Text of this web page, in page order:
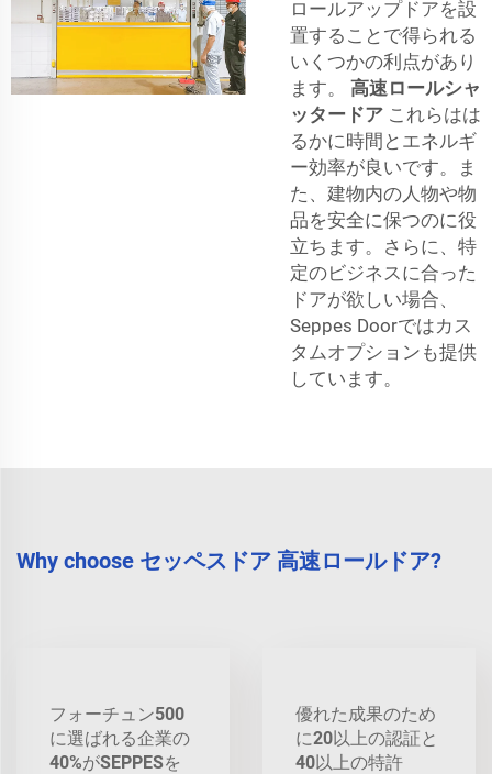
ロールアップドアを設
置することで得られる
いくつかの利点があり
ます。 高速ロールシャ
ッタードア これらはは
るかに時間とエネルギ
ー効率が良いです。ま
た、建物内の人物や物
品を安全に保つのに役
立ちます。さらに、特
定のビジネスに合った
ドアが欲しい場合、
Seppes Doorではカス
タムオプションも提供
しています。
Why choose セッペスドア 高速ロールドア?
フォーチュン500
に選ばれる企業の
40%がSEPPESを
優れた成果のため
に20以上の認証と
40以上の特許